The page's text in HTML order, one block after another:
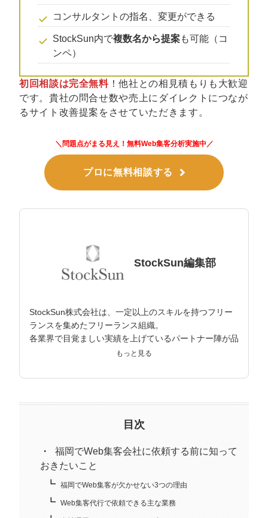
コンサルタントの指名、変更ができる
StockSun内で複数名から提案も可能（コ
ンペ）
初回相談は完全無料！他社との相見積もりも大歓迎
です。貴社の問合せ数や売上にダイレクトにつなが
るサイト改善提案をさせていただきます。
＼問題点がまる見え！無料Web集客分析実施中／
プロに無料相談する
StockSun編集部
StockSun株式会社は、一定以上のスキルを持つフリー
ランスを集めたフリーランス組織。
各業界で目覚ましい実績を上げているパートナー陣が品
質担保し、クライアントの事業課題解決を目指してサポ
もっと見る
目次
福岡でWeb集客会社に依頼する前に知って
おきたいこと
福岡でWeb集客が欠かせない3つの理由
Web集客代行で依頼できる主な業務